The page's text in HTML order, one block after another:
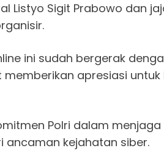
Listyo Sigit Prabowo dan
ini sudah bergerak
apresiasi untuk
Polri dalam
kejahatan siber.